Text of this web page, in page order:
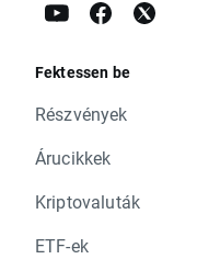
Fektessen be
Részvények
Árucikkek
Kriptovaluták
ETF-ek